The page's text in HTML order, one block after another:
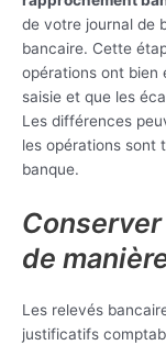
de votre journal de
bancaire. Cette
opérations ont bien
saisie et que les
Les différences
les opérations sont
banque.
de
Les relevés
justificatifs